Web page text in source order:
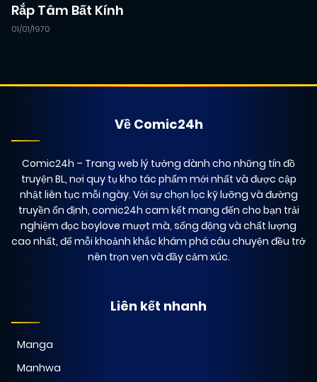
Rắp Tâm Bất Kính
01/01/1970
Về Comic24h
Comic24h – Trang web lý tưởng dành cho những tín đồ
truyện BL, nơi quy tụ kho tác phẩm mới nhất và được cập
nhật liên tục mỗi ngày. Với sự chọn lọc kỹ lưỡng và đường
truyền ổn định, comic24h cam kết mang đến cho bạn trải
nghiệm đọc boylove mượt mà, sống động và chất lượng
cao nhất, để mỗi khoảnh khắc khám phá câu chuyện đều trở
nên trọn vẹn và đầy cảm xúc.
Liên kết nhanh
Manga
Manhwa